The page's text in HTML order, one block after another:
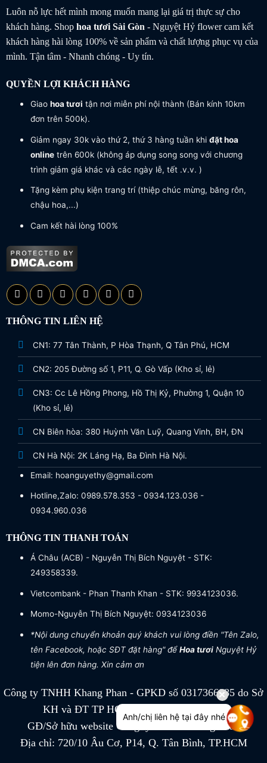
Luôn nỗ lực hết mình mong muốn mang lại giá trị thực sự cho
khách hàng. Shop hoa tươiSài Gòn- Nguyệt Hỷ flower cam kết
khách hàng hài lòng 100% về sản phẩm và chất lượng phục vụ của
mình. Tận tâm - Nhanh chóng - Uy tín.
QUYỀN LỢI KHÁCH HÀNG
Giao hoa tươi tận nơi miễn phí nội thành (Bán kính 10km
đơn trên 500k).
Giảm ngay 30k vào thứ 2, thứ 3 hàng tuần khi đặt hoa
onlinetrên 600k (không áp dụng song song với chương
trình giảm giá khác và các ngày lễ, tết .v.v. )
Tặng kèm phụ kiện trang trí (thiệp chúc mừng, băng rôn,
chậu hoa,...)
Cam kết hài lòng 100%
THÔNG TIN LIÊN HỆ
CN1: 77 Tân Thành, P Hòa Thạnh, Q Tân Phú, HCM
CN2: 205 Đường số 1, P11, Q. Gò Vấp (Kho sỉ, lẻ)
CN3: Cc Lê Hồng Phong, Hồ Thị Kỷ, Phường 1, Quận 10
(Kho sỉ, lẻ)
CN Biên hòa: 380 Huỳnh Văn Luỹ, Quang Vinh, BH, ĐN
CN Hà Nội: 2K Láng Hạ, Ba Đình Hà Nội.
Email: hoanguyethy@gmail.com
Hotline,Zalo: 0989.578.353 - 0934.123.036 -
0934.960.036
THÔNG TIN THANH TOÁN
Á Châu (ACB) - Nguyễn Thị Bích Nguyệt - STK:
249358339.
Vietcombank - Phan Thanh Khan - STK: 9934123036.
Momo-Nguyễn Thị Bích Nguyệt: 0934123036
*Nội dung chuyển khoản quý khách vui lòng điền "Tên Zalo,
tên Facebook, hoặc SĐT đặt hàng" đểHoa tươiNguyệt Hỷ
tiện lên đơn hàng. Xin cảm ơn
Công ty TNHH Khang Phan - GPKD số 0317366885 do Sở
KH và ĐT TP HCM cấp ngày 04/07/2022
GĐ/Sở hữu website Công ty TNHH Khang Phan
Địa chỉ: 720/10 Âu Cơ, P14, Q. Tân Bình, TP.HCM
Anh/chị liên hệ tại đây nhé